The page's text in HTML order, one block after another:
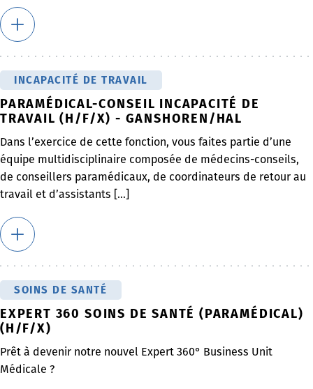
INCAPACITÉ DE TRAVAIL
PARAMÉDICAL-CONSEIL INCAPACITÉ DE
TRAVAIL (H/F/X) - GANSHOREN/HAL
Dans l’exercice de cette fonction, vous faites partie d’une
équipe multidisciplinaire composée de médecins-conseils,
de conseillers paramédicaux, de coordinateurs de retour au
travail et d’assistants [...]
SOINS DE SANTÉ
EXPERT 360 SOINS DE SANTÉ (PARAMÉDICAL)
(H/F/X)
Prêt à devenir notre nouvel Expert 360° Business Unit
Médicale ?